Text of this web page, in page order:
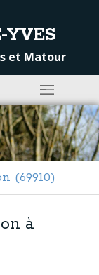
YVES
et Matour
(69910)
à